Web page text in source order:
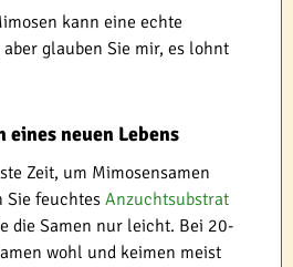
kann eine echte
glauben Sie mir, es lohnt
eines neuen Lebens
Zeit, um Mimosensamen
Sie feuchtes Anzuchtsubstrat
die Samen nur leicht. Bei 20-
wohl und keimen meist